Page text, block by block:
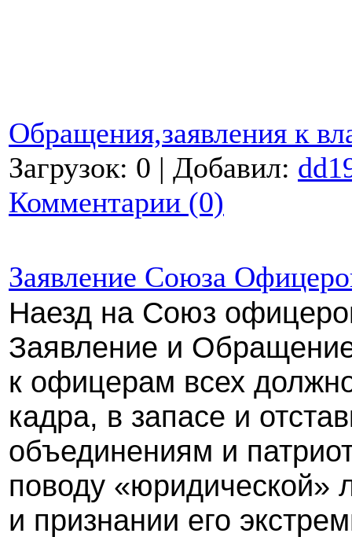
Обращения,заявления к
Загрузок: 0 | Добавил:
Комментарии (0)
Заявление Союза
Наезд на Союз
Заявление и
к офицерам всех
кадра, в запасе и
объединениям и
поводу
и признании его